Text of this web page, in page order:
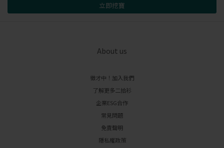
立即挖寶
About us
徵才中！加入我們
了解更多二拾衫
企業ESG合作
常見問題
免責聲明
隱私權政策